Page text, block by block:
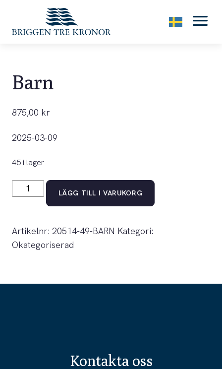
menu
Barn
875,00 kr
2025-03-09
45 i lager
Barn
mängd
LÄGG TILL I VARUKORG
Artikelnr: 20514-49-BARN Kategori:
Okategoriserad
Kontakta oss